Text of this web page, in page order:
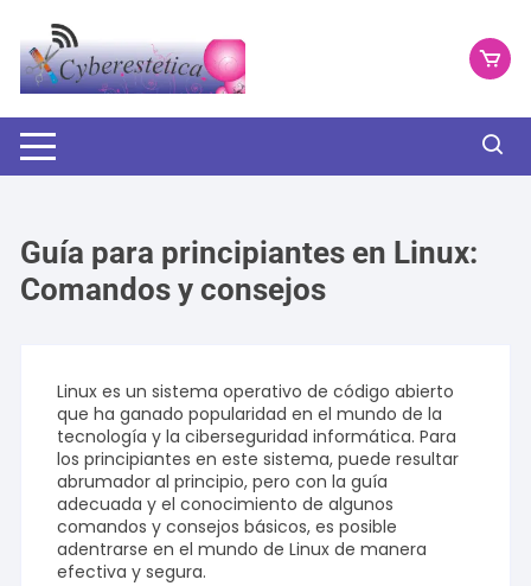
contenido
Guía para principiantes en Linux:
Comandos y consejos
Linux es un sistema operativo de código abierto
que ha ganado popularidad en el mundo de la
tecnología y la ciberseguridad informática. Para
los principiantes en este sistema, puede resultar
abrumador al principio, pero con la guía
adecuada y el conocimiento de algunos
comandos y consejos básicos, es posible
adentrarse en el mundo de Linux de manera
efectiva y segura.